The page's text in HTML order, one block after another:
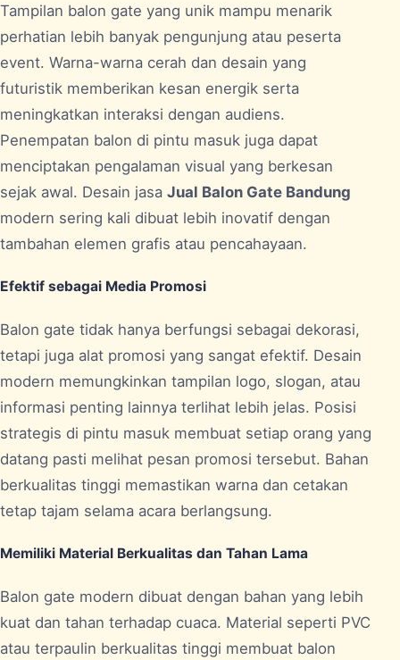
Tampilan balon gate yang unik mampu menarik
perhatian lebih banyak pengunjung atau peserta
event. Warna-warna cerah dan desain yang
futuristik memberikan kesan energik serta
meningkatkan interaksi dengan audiens.
Penempatan balon di pintu masuk juga dapat
menciptakan pengalaman visual yang berkesan
sejak awal. Desain jasa Jual Balon Gate Bandung
modern sering kali dibuat lebih inovatif dengan
tambahan elemen grafis atau pencahayaan.
Efektif sebagai Media Promosi
Balon gate tidak hanya berfungsi sebagai dekorasi,
tetapi juga alat promosi yang sangat efektif. Desain
modern memungkinkan tampilan logo, slogan, atau
informasi penting lainnya terlihat lebih jelas. Posisi
strategis di pintu masuk membuat setiap orang yang
datang pasti melihat pesan promosi tersebut. Bahan
berkualitas tinggi memastikan warna dan cetakan
tetap tajam selama acara berlangsung.
Memiliki Material Berkualitas dan Tahan Lama
Balon gate modern dibuat dengan bahan yang lebih
kuat dan tahan terhadap cuaca. Material seperti PVC
atau terpaulin berkualitas tinggi membuat balon